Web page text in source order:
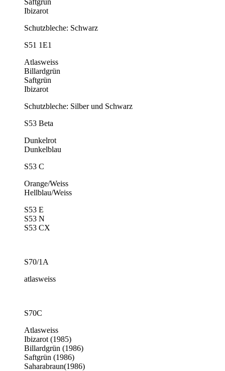
Ibizarot
Schutzbleche: Schwarz
S51 1E1
Atlasweiss
Billardgrün
Saftgrün
Ibizarot
Schutzbleche: Silber und Schwarz
S53 Beta
Dunkelrot
Dunkelblau
S53 C
Orange/Weiss
Hellblau/Weiss
S53 E
S53 N
S53 CX
S70/1A
atlasweiss
S70C
Atlasweiss
Ibizarot (1985)
Billardgrün (1986)
Saftgrün (1986)
Saharabraun(1986)